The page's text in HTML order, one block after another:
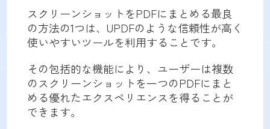
スクリーンショットをPDFにまとめる最良
の方法の1つは、UPDFのような信頼性が高く
使いやすいツールを利用することです。
その包括的な機能により、ユーザーは複数
のスクリーンショットを一つのPDFにまと
める優れたエクスペリエンスを得ることが
できます。